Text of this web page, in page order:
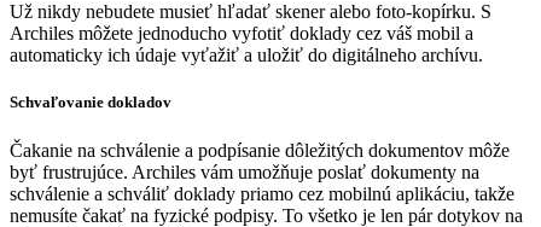
Už nikdy nebudete musieť hľadať skener alebo foto-kopírku. S
Archiles môžete jednoducho vyfotiť doklady cez váš mobil a
automaticky ich údaje vyťažiť a uložiť do digitálneho archívu.
Schvaľovanie dokladov
Čakanie na schválenie a podpísanie dôležitých dokumentov môže
byť frustrujúce. Archiles vám umožňuje poslať dokumenty na
schválenie a schváliť doklady priamo cez mobilnú aplikáciu, takže
nemusíte čakať na fyzické podpisy. To všetko je len pár dotykov na